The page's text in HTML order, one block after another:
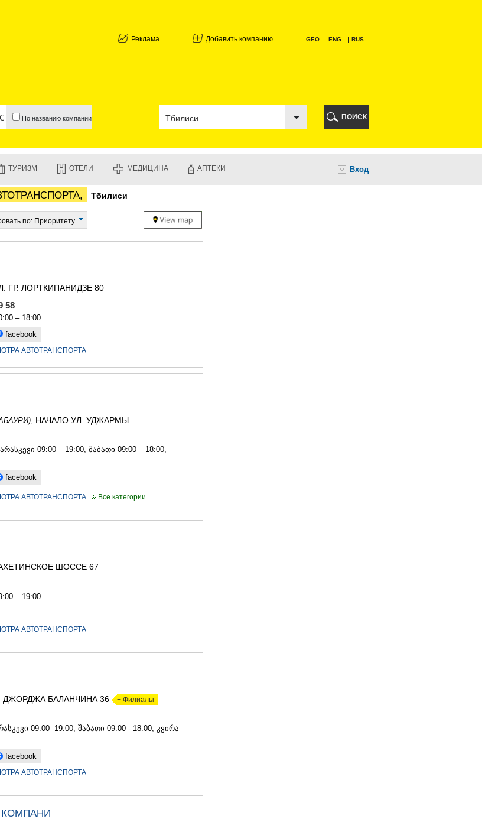
Реклама Добавить компанию GEO ENG RUS
По названию компании
АДЖАРИЯ
ЧАКВИ
ЛАНЧХУТИ
ЧОХАТАУРИ
ВАНИ
ТЕРДЖОЛА
ГУРДЖААНИ
СТЕПАНЦМИНДА (КАЗБЕГИ)
АБАША
ПОИСК
ТУРИЗМ ОТЕЛИ МЕДИЦИНА АПТЕКИ Вход
Тбилиси
по: Приоритету
ГР. ЛОРТКИПАНИДЗЕ 80
58
– 18:00
facebook
АВТОТРАНСПОРТА
, НАЧАЛО УЛ. УДЖАРМЫ
09:00 – 19:00, შაბათი 09:00 – 18:00,
facebook
АВТОТРАНСПОРТА Все категории
ШОССЕ 67
– 19:00
АВТОТРАНСПОРТА
ДЖОРДЖА БАЛАНЧИНА 36 + Филиалы
09:00 -19:00, შაბათი 09:00 - 18:00, კვირა
facebook
АВТОТРАНСПОРТА